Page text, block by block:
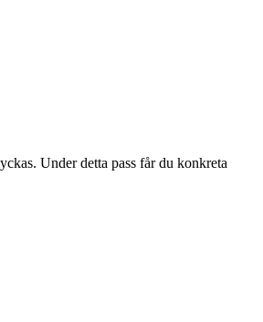
Under detta pass får du konkreta